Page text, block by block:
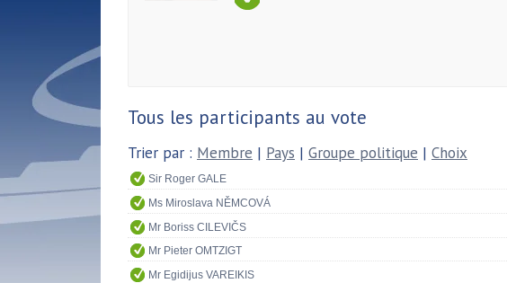
Tous les participants au vote
Trier par : Membre | Pays | Groupe politique | Choix
Sir Roger GALE
Ms Miroslava NĚMCOVÁ
Mr Boriss CILEVIČS
Mr Pieter OMTZIGT
Mr Egidijus VAREIKIS